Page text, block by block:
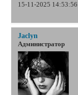
15-11-2025 14:53:56
Jaclyn
Администратор